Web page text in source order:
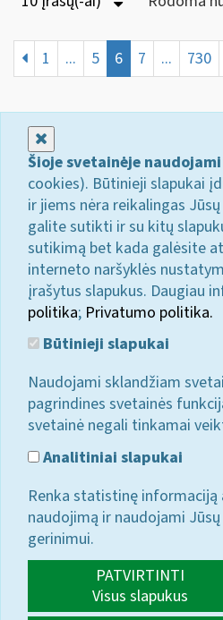
1 ... 5 6 7 ... 730
Šioje svetainėje
cookies). Būtinieji slapukai
ir jiems nėra reikalingas
galite sutikti ir su kitų
sutikimą bet kada galėsite
interneto naršyklės
įrašytus slapukus. Daugiau
politika; Privatumo politika.
Būtinieji slapukai
Naudojami sklandžiam
pagrindines svetainės
svetainė negali tinkamai
Analitiniai slapukai
Renka statistinę informaciją
naudojimą ir naudojami
gerinimui.
PATVIRTINTI
Visus slapukus